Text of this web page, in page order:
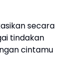
secara
tindakan
cintamu